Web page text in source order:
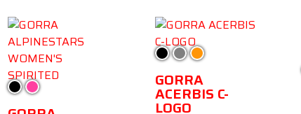
Negro
Rosa
Negro
GrisNaranja
GORRA
ACERBIS C-
LOGO